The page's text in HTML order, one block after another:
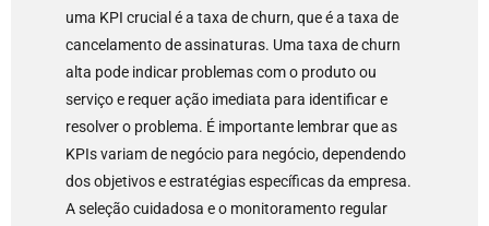
uma KPI crucial é a taxa de churn, que é a taxa de
cancelamento de assinaturas. Uma taxa de churn
alta pode indicar problemas com o produto ou
serviço e requer ação imediata para identificar e
resolver o problema. É importante lembrar que as
KPIs variam de negócio para negócio, dependendo
dos objetivos e estratégias específicas da empresa.
A seleção cuidadosa e o monitoramento regular